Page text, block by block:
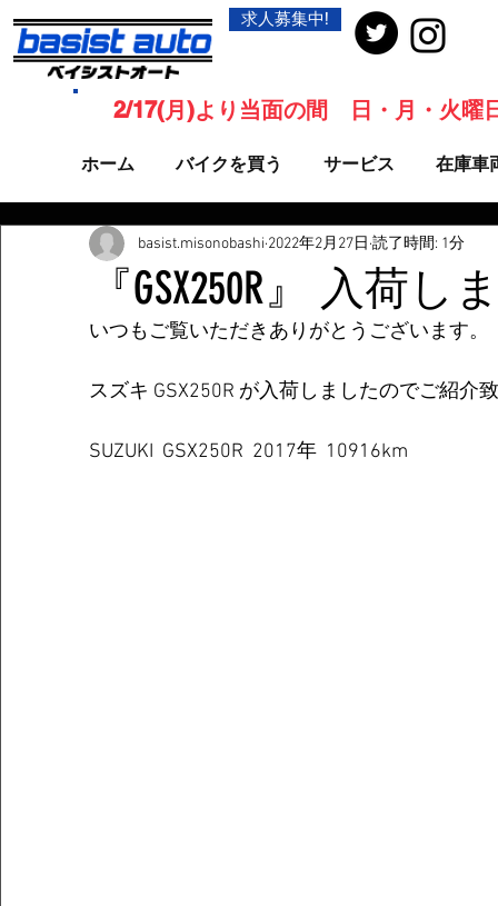
求人募集中!
ホーム バイクを買う サービス 在庫車
2/17(月)より当面の間 日・月・火曜
『GSX250R』 入荷し
basist.misonobashi 2022年2月27日 読了時間: 1分
いつもご覧いただきありがとうございます。
スズキ GSX250R が入荷しましたのでご紹介
SUZUKI  GSX250R  2017年  10916km